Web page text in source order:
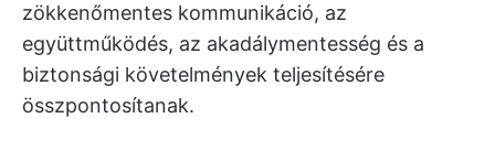
zökkenőmentes kommunikáció, az
együttműködés, az akadálymentesség és a
biztonsági követelmények teljesítésére
összpontosítanak.